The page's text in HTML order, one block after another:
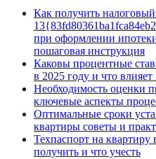
Как получить
при оформлении
пошаговая инструкция
Каковы процентные
в 2025 году и что
Необходимость оценки
ключевые аспекты
Оптимальные сроки
квартиры советы и
Техпаспорт на
получить и что учесть